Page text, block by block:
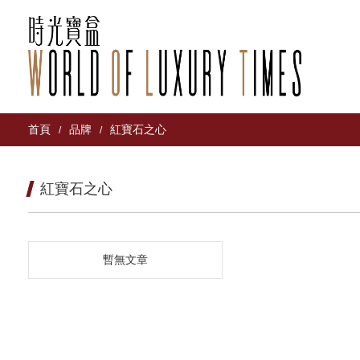
首頁 / 品牌 / 紅寶石之心
紅寶石之心
暫無文章